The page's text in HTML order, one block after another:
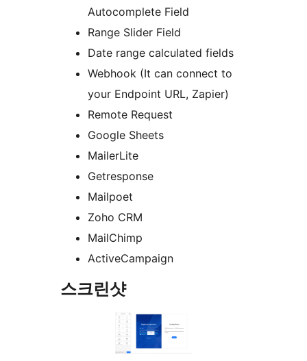
Autocomplete Field
Range Slider Field
Date range calculated fields
Webhook (It can connect to
your Endpoint URL, Zapier)
Remote Request
Google Sheets
MailerLite
Getresponse
Mailpoet
Zoho CRM
MailChimp
ActiveCampaign
스크린샷